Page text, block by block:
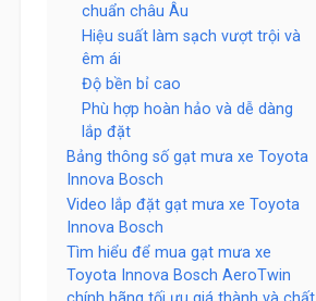
chuẩn châu Âu
Hiệu suất làm sạch vượt trội và
êm ái
Độ bền bỉ cao
Phù hợp hoàn hảo và dễ dàng
lắp đặt
Bảng thông số gạt mưa xe Toyota
Innova Bosch
Video lắp đặt gạt mưa xe Toyota
Innova Bosch
Tìm hiểu để mua gạt mưa xe
Toyota Innova Bosch AeroTwin